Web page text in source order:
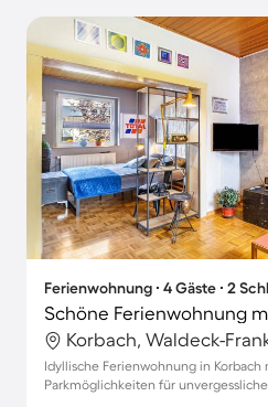
Ferienwohnung ∙ 4 Gäste ∙ 2
Idyllische Ferienwohnung in Korbach
Parkmöglichkeiten für